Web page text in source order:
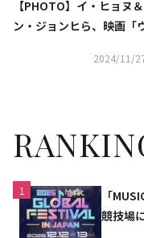
【PHOTO】イ・ヒョヌ
ン・ジョンヒら、映画「
2024/11/
1
「
競技場